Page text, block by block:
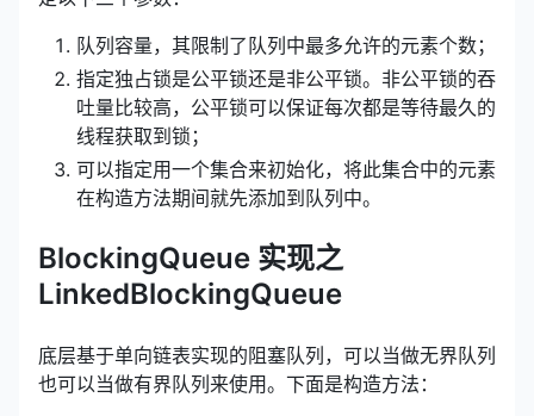
队列容量，其限制了队列中最多允许的元素个数；
指定独占锁是公平锁还是非公平锁。非公平锁的吞
吐量比较高，公平锁可以保证每次都是等待最久的
线程获取到锁；
可以指定用一个集合来初始化，将此集合中的元素
在构造方法期间就先添加到队列中。
BlockingQueue 实现之
LinkedBlockingQueue
底层基于单向链表实现的阻塞队列，可以当做无界队列
也可以当做有界队列来使用。下面是构造方法：